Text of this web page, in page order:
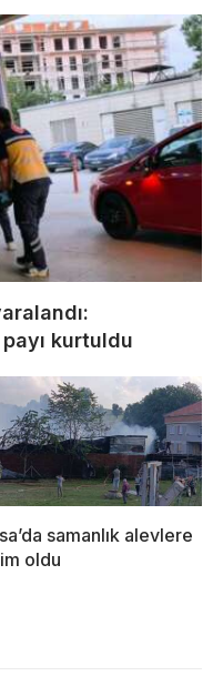
kurtuldu
samanlık alevlere
oldu